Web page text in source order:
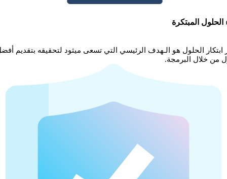
الحلول المبتكرة
ابتكار الحلول هو الـهدف الرئيسي التي تسعى ميثود لتحقيقه بتقديم
من خلال البرمجة.